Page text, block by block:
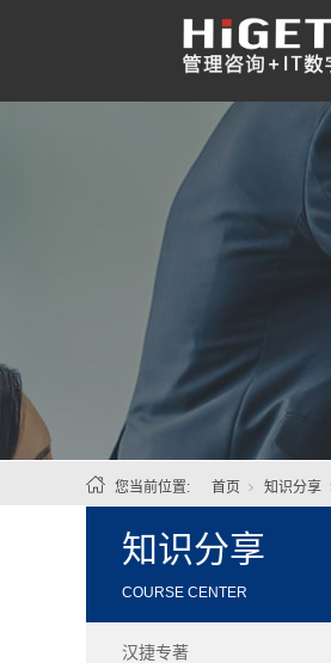
您当前位置: 首页 知识分享
知识分享
COURSE CENTER
汉捷专著